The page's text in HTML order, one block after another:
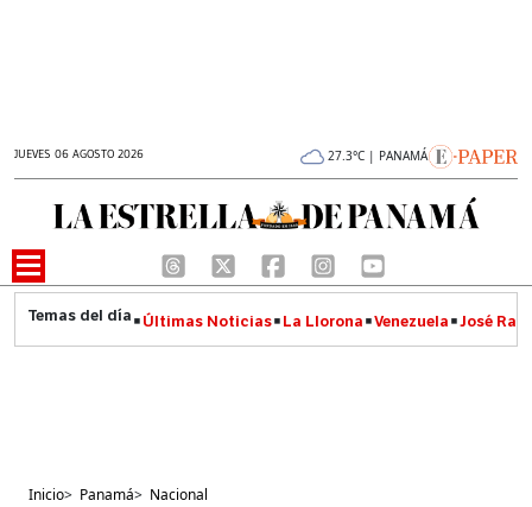
JUEVES 06 AGOSTO 2026 27.3°C | PANAMÁ
Últimas Noticias La Llorona Venezuela José
Inicio> Panamá> Nacional